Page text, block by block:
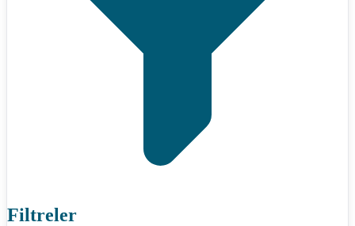
Filtreler